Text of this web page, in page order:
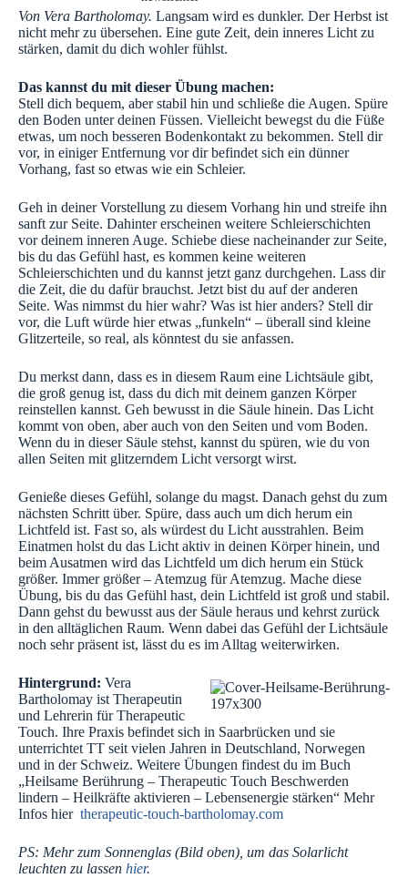
Von Vera Bartholomay. Langsam wird es dunkler. Der Herbst ist
nicht mehr zu übersehen. Eine gute Zeit, dein inneres Licht zu
stärken, damit du dich wohler fühlst.
Das kannst du mit dieser Übung machen:
Stell dich bequem, aber stabil hin und schließe die Augen. Spüre
den Boden unter deinen Füssen. Vielleicht bewegst du die Füße
etwas, um noch besseren Bodenkontakt zu bekommen. Stell dir
vor, in einiger Entfernung vor dir befindet sich ein dünner
Vorhang, fast so etwas wie ein Schleier.
Geh in deiner Vorstellung zu diesem Vorhang hin und streife ihn
sanft zur Seite. Dahinter erscheinen weitere Schleierschichten
vor deinem inneren Auge. Schiebe diese nacheinander zur Seite,
bis du das Gefühl hast, es kommen keine weiteren
Schleierschichten und du kannst jetzt ganz durchgehen. Lass dir
die Zeit, die du dafür brauchst. Jetzt bist du auf der anderen
Seite. Was nimmst du hier wahr? Was ist hier anders? Stell dir
vor, die Luft würde hier etwas „funkeln“ – überall sind kleine
Glitzerteile, so real, als könntest du sie anfassen.
Du merkst dann, dass es in diesem Raum eine Lichtsäule gibt,
die groß genug ist, dass du dich mit deinem ganzen Körper
reinstellen kannst. Geh bewusst in die Säule hinein. Das Licht
kommt von oben, aber auch von den Seiten und vom Boden.
Wenn du in dieser Säule stehst, kannst du spüren, wie du von
allen Seiten mit glitzerndem Licht versorgt wirst.
Genieße dieses Gefühl, solange du magst. Danach gehst du zum
nächsten Schritt über. Spüre, dass auch um dich herum ein
Lichtfeld ist. Fast so, als würdest du Licht ausstrahlen. Beim
Einatmen holst du das Licht aktiv in deinen Körper hinein, und
beim Ausatmen wird das Lichtfeld um dich herum ein Stück
größer. Immer größer – Atemzug für Atemzug. Mache diese
Übung, bis du das Gefühl hast, dein Lichtfeld ist groß und stabil.
Dann gehst du bewusst aus der Säule heraus und kehrst zurück
in den alltäglichen Raum. Wenn dabei das Gefühl der Lichtsäule
noch sehr präsent ist, lässt du es im Alltag weiterwirken.
Hintergrund: Vera
Bartholomay ist Therapeutin
und Lehrerin für Therapeutic
Touch. Ihre Praxis befindet sich in Saarbrücken und sie
unterrichtet TT seit vielen Jahren in Deutschland, Norwegen
und in der Schweiz. Weitere Übungen findest du im Buch
„Heilsame Berührung – Therapeutic Touch Beschwerden
lindern – Heilkräfte aktivieren – Lebensenergie stärken“ Mehr
Infos hier therapeutic-touch-bartholomay.com
PS: Mehr zum Sonnenglas (Bild oben), um das Solarlicht
leuchten zu lassen hier.